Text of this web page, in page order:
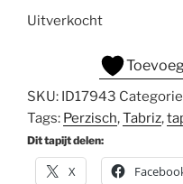
Uitverkocht
SKU: ID17943
Tags: Perzisch,Tabriz,
Dit tapijt delen:
X